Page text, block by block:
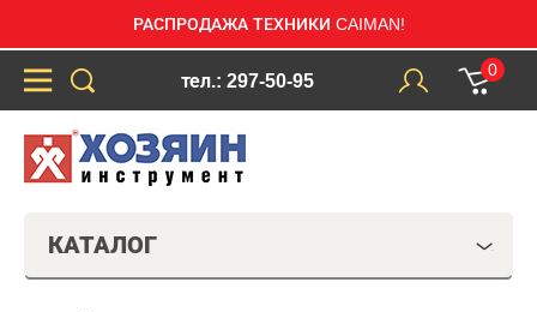
РАСПРОДАЖА ТЕХНИКИ CAIMAN!
тел.: 297-50-95
0
КАТАЛОГ